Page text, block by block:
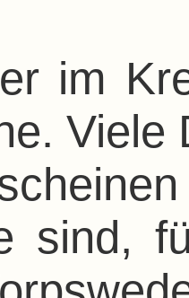
im
Viele
sind,